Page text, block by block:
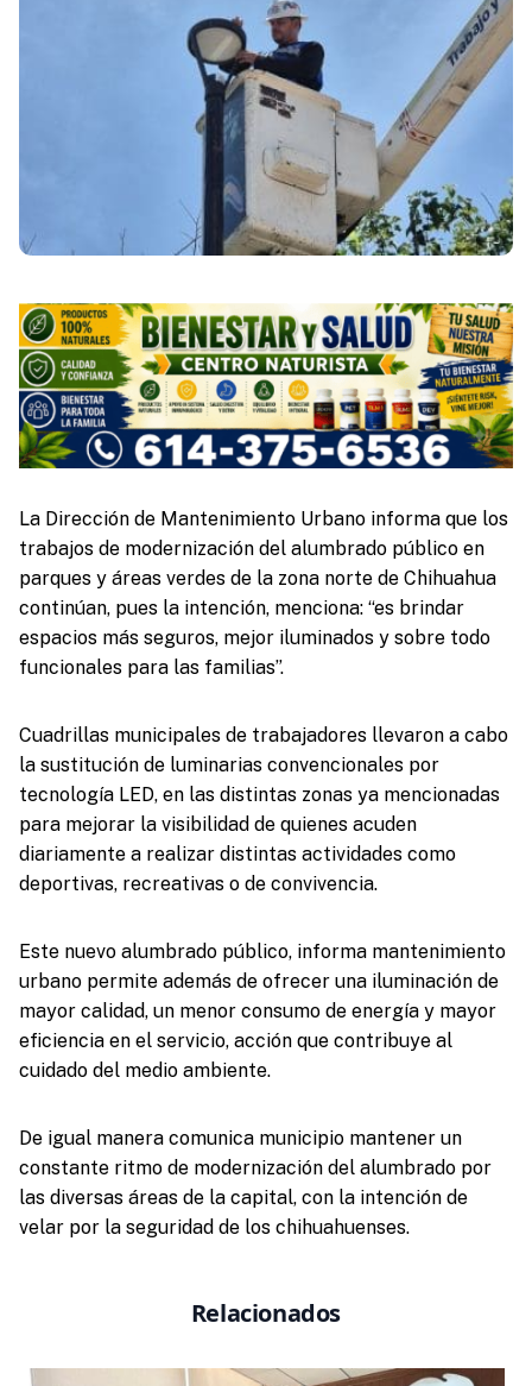
La Dirección de Mantenimiento Urbano informa que los
trabajos de modernización del alumbrado público en
parques y áreas verdes de la zona norte de Chihuahua
continúan, pues la intención, menciona: “es brindar
espacios más seguros, mejor iluminados y sobre todo
funcionales para las familias”.
Cuadrillas municipales de trabajadores llevaron a cabo
la sustitución de luminarias convencionales por
tecnología LED, en las distintas zonas ya mencionadas
para mejorar la visibilidad de quienes acuden
diariamente a realizar distintas actividades como
deportivas, recreativas o de convivencia.
Este nuevo alumbrado público, informa mantenimiento
urbano permite además de ofrecer una iluminación de
mayor calidad, un menor consumo de energía y mayor
eficiencia en el servicio, acción que contribuye al
cuidado del medio ambiente.
De igual manera comunica municipio mantener un
constante ritmo de modernización del alumbrado por
las diversas áreas de la capital, con la intención de
velar por la seguridad de los chihuahuenses.
Relacionados